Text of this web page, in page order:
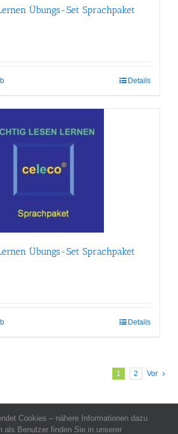
Übungs-Set Sprachpaket
Details
Übungs-Set Sprachpaket
Details
1 2 Vor
-Impressum-Datenschutz-
- Copyright celeco®
Cookies – nähere Informationen dazu
als Benutzer finden Sie in unserer